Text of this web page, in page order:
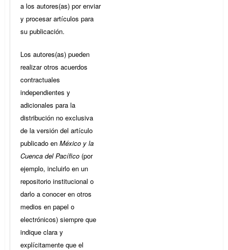
a los autores(as) por enviar
y procesar artículos para
su publicación.
Los autores(as) pueden
realizar otros acuerdos
contractuales
independientes y
adicionales para la
distribución no exclusiva
de la versión del artículo
publicado en México y la
Cuenca del Pacífico (por
ejemplo, incluirlo en un
repositorio institucional o
darlo a conocer en otros
medios en papel o
electrónicos) siempre que
indique clara y
explícitamente que el